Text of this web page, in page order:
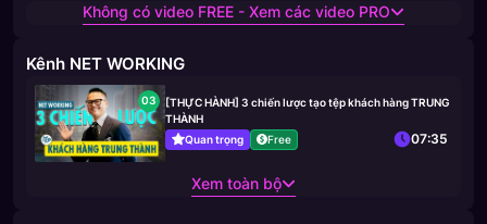
Không có video FREE - Xem các video PRO
Kênh NET WORKING
03
[THỰC HÀNH] 3 chiến lược tạo tệp khách hàng TRUNG
THÀNH
Quan trọng
Free 07:35
Xem toàn bộ